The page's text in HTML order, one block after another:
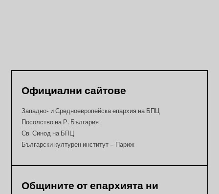
Официални сайтове
Западно- и Средноевропейска епархия на БПЦ
Посолство на Р. България
Св. Синод на БПЦ
Български културен институт – Париж
Общините от епархията ни